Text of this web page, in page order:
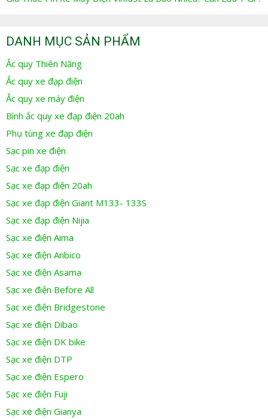
DANH MỤC SẢN PHẨM
Ắc quy Thiên Năng
Ắc quy xe đạp điện
Ắc quy xe máy điện
Bình ắc quy xe đạp điện 20ah
Phụ tùng xe đạp điện
Sạc pin xe điện
Sạc xe đạp điện
Sạc xe đạp điện 20ah
Sạc xe đạp điện Giant M133- 133S
Sạc xe đạp điện Nijia
Sạc xe điện Aima
Sạc xe điện Anbico
Sạc xe điện Asama
Sạc xe điện Before All
Sạc xe điện Bridgestone
Sạc xe điện Dibao
Sạc xe điện DK bike
Sạc xe điện DTP
Sạc xe điện Espero
Sạc xe điện Fuji
Sạc xe điện Gianya